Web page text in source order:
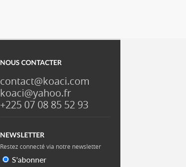
NOUS CONTACTER
contact@koaci.com
koaci@yahoo.fr
+225 07 08 85 52 93
NEWSLETTER
Restez connecté via notre newsletter
S'abonner